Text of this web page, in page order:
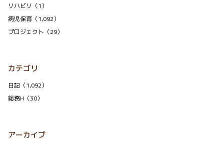
リハビリ（1）
病児保育（1,092）
プロジェクト（29）
カテゴリ
日記（1,092）
総務H（30）
アーカイブ